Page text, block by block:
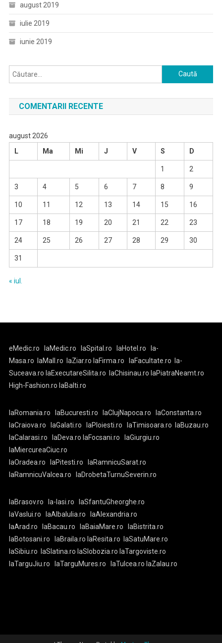
august 2019
iulie 2019
iunie 2019
Caută
după:
COMENTARII RECENTE
august 2026
L
Ma Mi J V S D
1 2
3 4 5 6 7 8 9
10 11 12 13 14 15 16
17 18 19 20 21 22 23
24 25 26 27 28 29 30
31
« iul.
eMedic.ro laMedic.ro laSpital.ro laHotel.ro
la-
Masa.ro laMall.ro laZiar.rolaFirma.ro laFacultate.ro la-
Suceava.ro laExecutareSilita.ro laChisinau.ro laPiatraNeamt.ro
High-Fashion.ro laBalti.ro
laRomania.ro laBucuresti.ro laClujNapoca.ro
laConstanta.ro
laCraiova.ro
laGalati.ro laPloiesti.ro laTimisoara.ro laBuzau.ro
laCalarasi.ro
laDeva.ro laFocsani.ro
laGiurgiu.ro
laMiercureaCiuc.ro
laOradea.ro
laPitesti.ro
laRamnicuSarat.ro
laRamnicuValcea.ro
laDrobetaTurnuSeverin.ro
laBrasov.ro la-Iasi.ro
laSfantuGheorghe.ro
laVaslui.rolaAlbaIulia.ro
laAlexandria.ro
laArad.ro
laBacau.ro laBaiaMare.ro
laBistrita.ro
laBotosani.ro
laBraila.ro laResita.ro laSatuMare.ro
laSibiu.ro laSlatina.ro laSlobozia.ro laTargoviste.ro
laTarguJiu.rolaTarguMures.ro laTulcea.rolaZalau.ro